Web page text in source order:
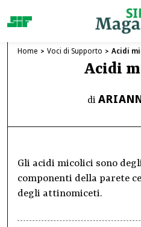
Home Voci di Supporto Acidi
Acidi
di
Gli acidi micolici sono
componenti della parete
degli attinomiceti.